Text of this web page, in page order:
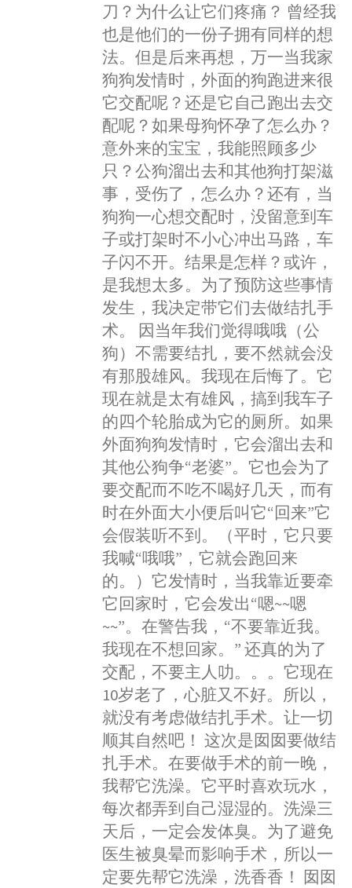
刀？为什么让它们疼痛？ 曾经我
也是他们的一份子拥有同样的想
法。但是后来再想，万一当我家
狗狗发情时，外面的狗跑进来很
它交配呢？还是它自己跑出去交
配呢？如果母狗怀孕了怎么办？
意外来的宝宝，我能照顾多少
只？公狗溜出去和其他狗打架滋
事，受伤了，怎么办？还有，当
狗狗一心想交配时，没留意到车
子或打架时不小心冲出马路，车
子闪不开。结果是怎样？或许，
是我想太多。为了预防这些事情
发生，我决定带它们去做结扎手
术。 因当年我们觉得哦哦（公
狗）不需要结扎，要不然就会没
有那股雄风。我现在后悔了。它
现在就是太有雄风，搞到我车子
的四个轮胎成为它的厕所。如果
外面狗狗发情时，它会溜出去和
其他公狗争“老婆”。它也会为了
要交配而不吃不喝好几天，而有
时在外面大小便后叫它“回来”它
会假装听不到。（平时，它只要
我喊“哦哦”，它就会跑回来
的。）它发情时，当我靠近要牵
它回家时，它会发出“嗯~~嗯
~~”。在警告我，“不要靠近我。
我现在不想回家。” 还真的为了
交配，不要主人叻。。。它现在
10岁老了，心脏又不好。所以，
就没有考虑做结扎手术。让一切
顺其自然吧！ 这次是囡囡要做结
扎手术。在要做手术的前一晚，
我帮它洗澡。它平时喜欢玩水，
每次都弄到自己湿湿的。洗澡三
天后，一定会发体臭。为了避免
医生被臭晕而影响手术，所以一
定要先帮它洗澡，洗香香！ 囡囡